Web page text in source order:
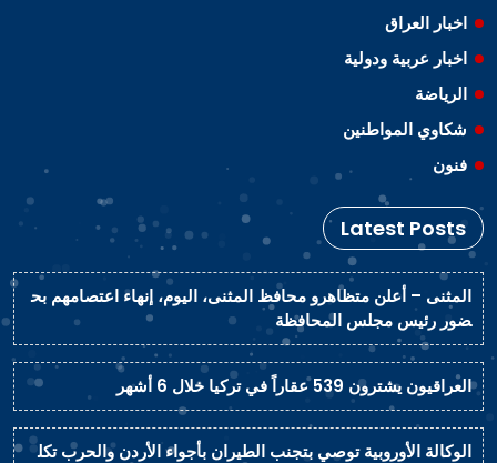
اخبار العراق
اخبار عربية ودولية
الرياضة
شكاوي المواطنين
فنون
Latest Posts
المثنى – أعلن متظاهرو محافظ المثنى، اليوم، إنهاء اعتصامهم بح
ضور رئيس مجلس المحافظة
العراقيون يشترون 539 عقاراً في تركيا خلال 6 أشهر
الوكالة الأوروبية توصي بتجنب الطيران بأجواء الأردن والحرب تكل